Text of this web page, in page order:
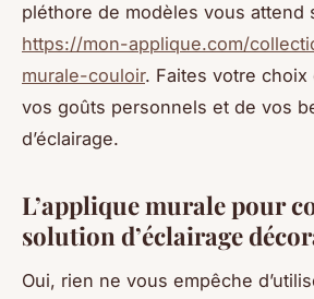
pléthore de modèles vous attend
https://mon-applique.com/
murale-couloir. Faites votre
vos goûts personnels et de vos
d’éclairage.
L’applique murale pour
solution d’éclairage
Oui, rien ne vous empêche